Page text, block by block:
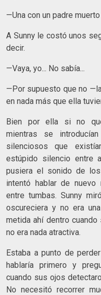
—Una con un padre
A Sunny le costó unos
decir.
—Vaya, yo... No sabía...
—Por supuesto que no
en nada más que ella
Bien por ella si no
mientras se
silenciosos que
estúpido silencio entre
pusiera el sonido de
intentó hablar de nuevo
entre tumbas. Sunny
oscureciera y no era
metida ahí dentro
no era nada atractiva.
Estaba a punto de
hablaría primero y
cuando sus ojos
No necesitó recorrer